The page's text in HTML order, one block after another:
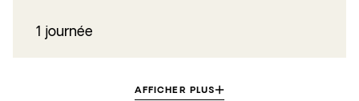
1 journée
AFFICHER PLUS